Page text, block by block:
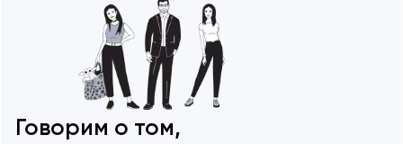
Говорим о том,